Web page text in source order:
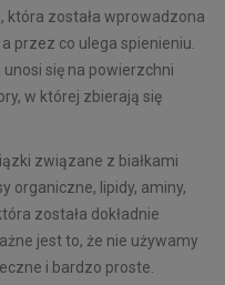
która została wprowadzona
przez co ulega spienieniu.
się na powierzchni
w której zbierają się
związane z białkami
organiczne, lipidy, aminy,
została dokładnie
jest to, że nie używamy
i bardzo proste.